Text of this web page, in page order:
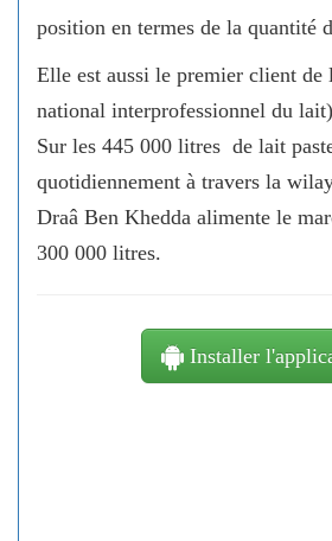
position en termes de la quantité
Elle est aussi le premier client
national interprofessionnel du
Sur les 445 000 litres de lait
quotidiennement à travers la
Draâ Ben Khedda alimente le
300 000 litres.
Installer